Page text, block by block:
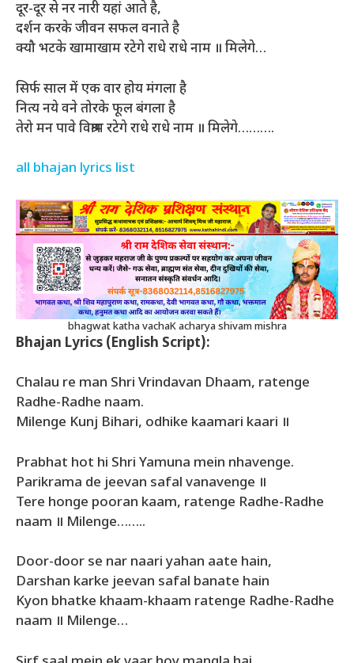
दूर-दूर से नर नारी यहां आते है,
दर्शन करके जीवन सफल वनाते है
क्यौ भटके खामाखाम रटेगे राधे राधे नाम ॥ मिलेगे…
सिर्फ साल में एक वार होय मंगला है
नित्य नये वने तोरके फूल बंगला है
तेरो मन पावे विश्राम रटेगे राधे राधे नाम ॥ मिलेगे……….
all bhajan lyrics list
bhagwat katha vachaK acharya shivam mishra
Bhajan Lyrics (English Script):
Chalau re man Shri Vrindavan Dhaam, ratenge
Radhe-Radhe naam.
Milenge Kunj Bihari, odhike kaamari kaari ॥
Prabhat hot hi Shri Yamuna mein nhavenge.
Parikrama de jeevan safal vanavenge ॥
Tere honge pooran kaam, ratenge Radhe-Radhe
naam ॥ Milenge……..
Door-door se nar naari yahan aate hain,
Darshan karke jeevan safal banate hain
Kyon bhatke khaam-khaam ratenge Radhe-Radhe
naam ॥ Milenge…